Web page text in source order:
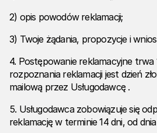
2) opis powodów reklamacji;
3) Twoje żądania, propozycje i
4. Postępowanie reklamacyjne trwa
rozpoznania reklamacji jest dzień
mailową przez Usługodawcę .
5. Usługodawca zobowiązuje się
reklamację w terminie 14 dni, od